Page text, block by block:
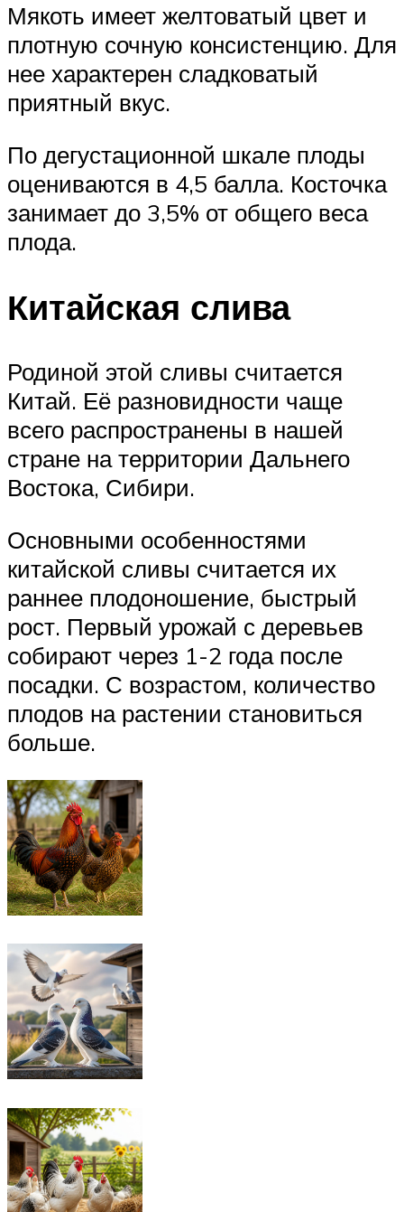
Мякоть имеет желтоватый цвет и
плотную сочную консистенцию. Для
нее характерен сладковатый
приятный вкус.
По дегустационной шкале плоды
оцениваются в 4,5 балла. Косточка
занимает до 3,5% от общего веса
плода.
Китайская слива
Родиной этой сливы считается
Китай. Её разновидности чаще
всего распространены в нашей
стране на территории Дальнего
Востока, Сибири.
Основными особенностями
китайской сливы считается их
раннее плодоношение, быстрый
рост. Первый урожай с деревьев
собирают через 1-2 года после
посадки. С возрастом, количество
плодов на растении становиться
больше.